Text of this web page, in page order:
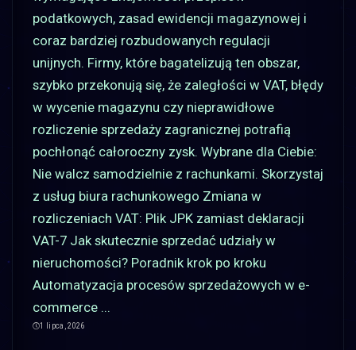
podatkowych, zasad ewidencji magazynowej i
coraz bardziej rozbudowanych regulacji
unijnych. Firmy, które bagatelizują ten obszar,
szybko przekonują się, że zaległości w VAT, błędy
w wycenie magazynu czy nieprawidłowe
rozliczenie sprzedaży zagranicznej potrafią
pochłonąć całoroczny zysk. Wybrane dla Ciebie:
Nie walcz samodzielnie z rachunkami. Skorzystaj
z usług biura rachunkowego Zmiana w
rozliczeniach VAT: Plik JPK zamiast deklaracji
VAT-7 Jak skutecznie sprzedać udziały w
nieruchomości? Poradnik krok po kroku
Automatyzacja procesów sprzedażowych w e-
commerce ...
1 lipca, 2026